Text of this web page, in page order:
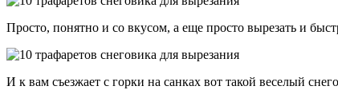
Просто, понятно и со вкусом, а еще просто вырезать и
И к вам съезжает с горки на санках вот такой веселый